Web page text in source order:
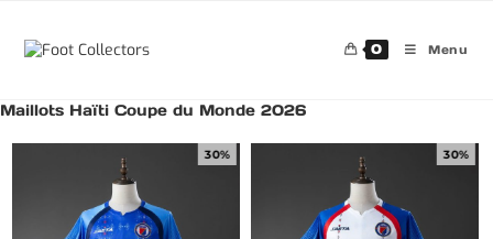
0 Menu
Maillots Haïti Coupe du Monde 2026
30% 30%